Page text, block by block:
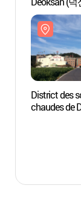
District des
chaudes de